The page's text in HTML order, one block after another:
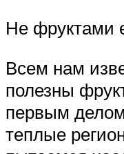
Не фруктами
Всем нам
полезны
первым
теплые